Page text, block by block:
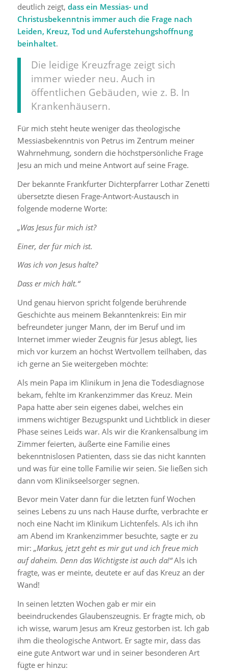
deutlich zeigt, dass ein Messias- und
Christusbekenntnis immer auch die Frage nach
Leiden, Kreuz, Tod und Auferstehungshoffnung
beinhaltet.
Die leidige Kreuzfrage zeigt sich
immer wieder neu. Auch in
öffentlichen Gebäuden, wie z. B. In
Krankenhäusern.
Für mich steht heute weniger das theologische
Messiasbekenntnis von Petrus im Zentrum meiner
Wahrnehmung, sondern die höchstpersönliche Frage
Jesu an mich und meine Antwort auf seine Frage.
Der bekannte Frankfurter Dichterpfarrer Lothar Zenetti
übersetzte diesen Frage-Antwort-Austausch in
folgende moderne Worte:
„Was Jesus für mich ist?
Einer, der für mich ist.
Was ich von Jesus halte?
Dass er mich hält.“
Und genau hiervon spricht folgende berührende
Geschichte aus meinem Bekanntenkreis: Ein mir
befreundeter junger Mann, der im Beruf und im
Internet immer wieder Zeugnis für Jesus ablegt, lies
mich vor kurzem an höchst Wertvollem teilhaben, das
ich gerne an Sie weitergeben möchte:
Als mein Papa im Klinikum in Jena die Todesdiagnose
bekam, fehlte im Krankenzimmer das Kreuz. Mein
Papa hatte aber sein eigenes dabei, welches ein
immens wichtiger Bezugspunkt und Lichtblick in dieser
Phase seines Leids war. Als wir die Krankensalbung im
Zimmer feierten, äußerte eine Familie eines
bekenntnislosen Patienten, dass sie das nicht kannten
und was für eine tolle Familie wir seien. Sie ließen sich
dann vom Klinikseelsorger segnen.
Bevor mein Vater dann für die letzten fünf Wochen
seines Lebens zu uns nach Hause durfte, verbrachte er
noch eine Nacht im Klinikum Lichtenfels. Als ich ihn
am Abend im Krankenzimmer besuchte, sagte er zu
mir: „Markus, jetzt geht es mir gut und ich freue mich
auf daheim. Denn das Wichtigste ist auch da!“Als ich
fragte, was er meinte, deutete er auf das Kreuz an der
Wand!
In seinen letzten Wochen gab er mir ein
beeindruckendes Glaubenszeugnis. Er fragte mich, ob
ich wisse, warum Jesus am Kreuz gestorben ist. Ich gab
ihm die theologische Antwort. Er sagte mir, dass das
eine gute Antwort war und in seiner besonderen Art
fügte er hinzu: